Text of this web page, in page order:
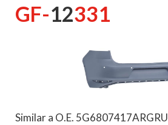
GF-12331
Similar a O.E. 5G6807417ARGRU